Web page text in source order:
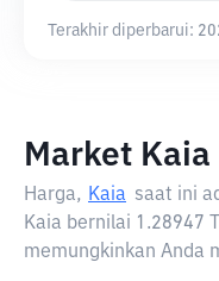
Terakhir diperbarui:
Market Kaia
Harga, Kaia saat ini
Kaia bernilai 1.28947
memungkinkan Anda